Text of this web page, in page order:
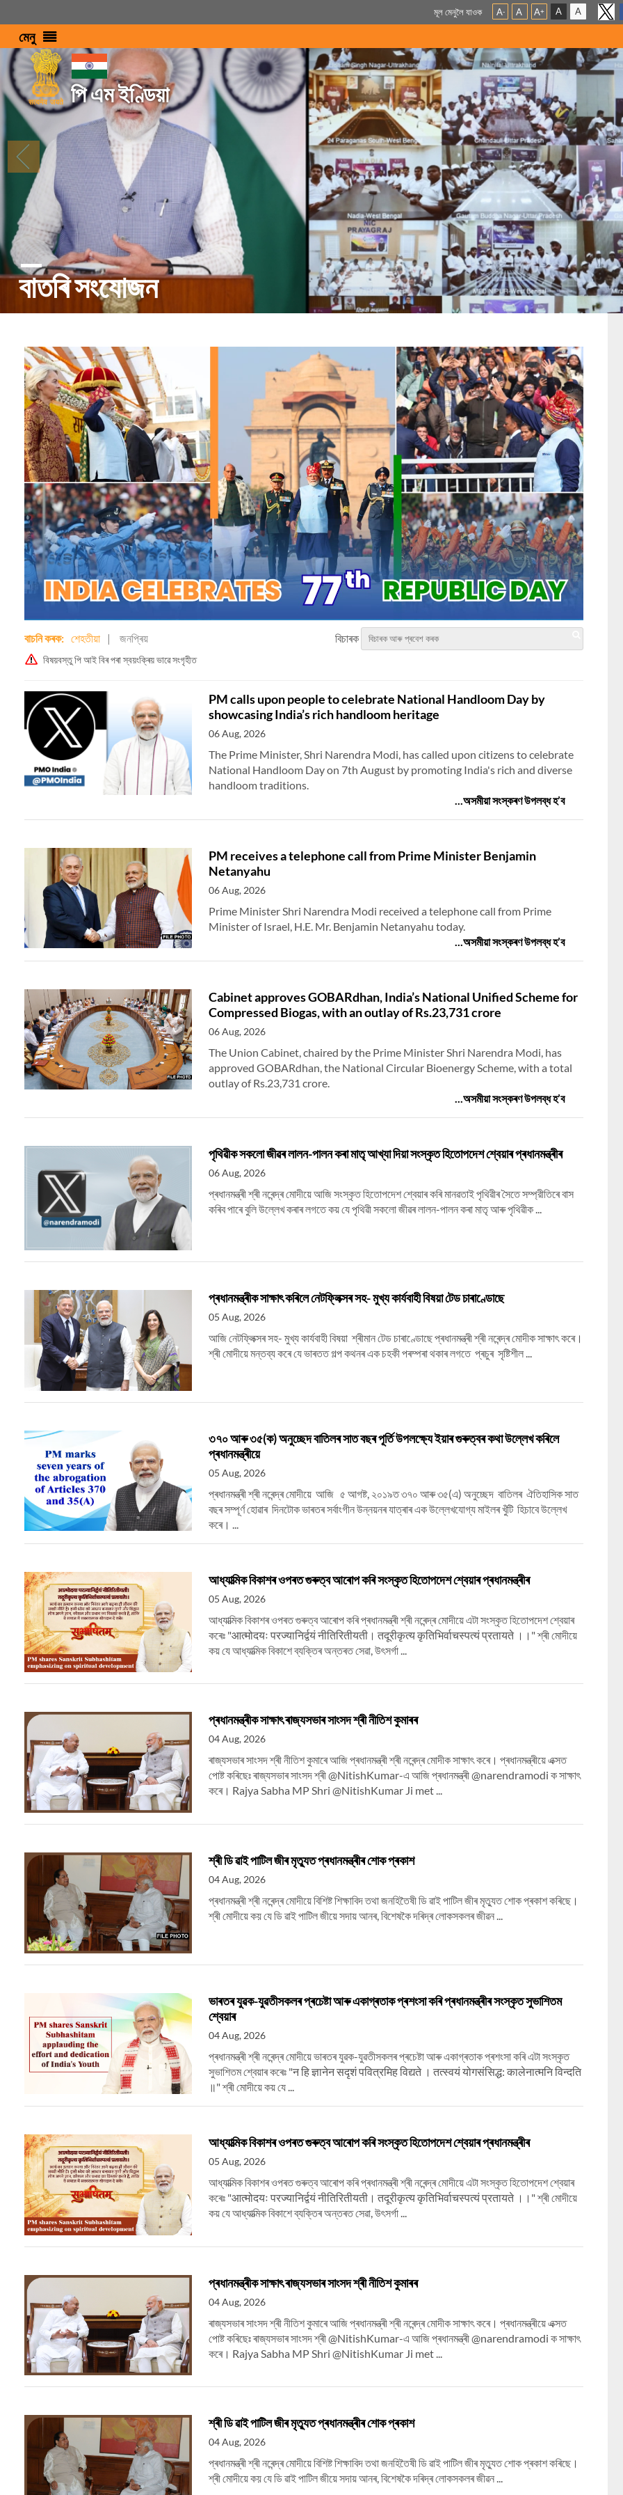
মূল মেনুলৈ যাওক A- A A+ A A
মেনু
পি এম ইণ্ডিয়া
বাতৰি সংযোজন
বাচনি কৰক: শেহতীয়া জনপ্ৰিয় বিচাৰক
বিষয়বস্তু পি আই বিৰ পৰা স্বয়ংক্ৰিয় ভাৱে সংগৃহীত
PM calls upon people to celebrate National Handloom Day by
showcasing India’s rich handloom heritage
06 Aug, 2026
The Prime Minister, Shri Narendra Modi, has called upon citizens to celebrate
National Handloom Day on 7th August by promoting India's rich and diverse
handloom traditions.
...অসমীয়া সংস্কৰণ উপলব্ধ হ’ব
PM receives a telephone call from Prime Minister Benjamin
Netanyahu
06 Aug, 2026
Prime Minister Shri Narendra Modi received a telephone call from Prime
Minister of Israel, H.E. Mr. Benjamin Netanyahu today.
...অসমীয়া সংস্কৰণ উপলব্ধ হ’ব
Cabinet approves GOBARdhan, India’s National Unified Scheme for
Compressed Biogas, with an outlay of Rs.23,731 crore
06 Aug, 2026
The Union Cabinet, chaired by the Prime Minister Shri Narendra Modi, has
approved GOBARdhan, the National Circular Bioenergy Scheme, with a total
outlay of Rs.23,731 crore.
...অসমীয়া সংস্কৰণ উপলব্ধ হ’ব
পৃথিৱীক সকলো জীৱৰ লালন-পালন কৰা মাতৃ আখ্যা দিয়া সংস্কৃত হিতোপদেশ শ্বেয়াৰ প্ৰধানমন্ত্ৰীৰ
06 Aug, 2026
প্ৰধানমন্ত্ৰী শ্ৰী নৰেন্দ্ৰ মোদীয়ে আজি সংস্কৃত হিতোপদেশ শ্বেয়াৰ কৰি মানৱতাই পৃথিৱীৰ সৈতে সম্প্রীতিৰে বাস
কৰিব পাৰে বুলি উল্লেখ কৰাৰ লগতে কয় যে পৃথিৱী সকলো জীৱৰ লালন-পালন কৰা মাতৃ আৰু পৃথিৱীক ...
প্ৰধানমন্ত্ৰীক সাক্ষাৎ কৰিলে নেটফ্লিক্সৰ সহ- মুখ্য কাৰ্যবাহী বিষয়া টেড চাৰাণ্ডোছে
05 Aug, 2026
আজি নেটফ্লিক্সৰ সহ- মুখ্য কাৰ্যবাহী বিষয়া শ্ৰীমান টেড চাৰাণ্ডোছে প্ৰধানমন্ত্ৰী শ্ৰী নৰেন্দ্ৰ মোদীক সাক্ষাৎ কৰে।
শ্ৰী মোদীয়ে মন্তব্য কৰে যে ভাৰতত গল্প কথনৰ এক চহকী পৰম্পৰা থকাৰ লগতে প্ৰচুৰ সৃষ্টিশীল ...
৩৭০ আৰু ৩৫(ক) অনুচ্ছেদ বাতিলৰ সাত বছৰ পূৰ্তি উপলক্ষ্যে ইয়াৰ গুৰুত্বৰ কথা উল্লেখ কৰিলে
প্ৰধানমন্ত্ৰীয়ে
05 Aug, 2026
প্ৰধানমন্ত্ৰী শ্ৰী নৰেন্দ্ৰ মোদীয়ে আজি ৫ আগষ্ট, ২০১৯ত ৩৭০ আৰু ৩৫(এ) অনুচ্ছেদ বাতিলৰ ঐতিহাসিক সাত
বছৰ সম্পূৰ্ণ হোৱাৰ দিনটোক ভাৰতৰ সৰ্বাংগীন উন্নয়নৰ যাত্ৰাৰ এক উল্লেখযোগ্য মাইলৰ খুঁটি হিচাবে উল্লেখ
কৰে। ...
আধ্যাত্মিক বিকাশৰ ওপৰত গুৰুত্ব আৰোপ কৰি সংস্কৃত হিতোপদেশ শ্বেয়াৰ প্ৰধানমন্ত্ৰীৰ
05 Aug, 2026
আধ্যাত্মিক বিকাশৰ ওপৰত গুৰুত্ব আৰোপ কৰি প্ৰধানমন্ত্ৰী শ্ৰী নৰেন্দ্ৰ মোদীয়ে এটা সংস্কৃত হিতোপদেশ শ্বেয়াৰ
কৰেঃ "आत्मोदयः परज्यानिर्द्वयं नीतिरितीयती। तदूरीकृत्य कृतिभिर्वाचस्पत्यं प्रतायते ।।" শ্ৰী মোদীয়ে
কয় যে আধ্যাত্মিক বিকাশে ব্যক্তিৰ অন্তৰত সেৱা, উৎসৰ্গা ...
প্ৰধানমন্ত্ৰীক সাক্ষাৎ ৰাজ্যসভাৰ সাংসদ শ্ৰী নীতিশ কুমাৰৰ
04 Aug, 2026
ৰাজ্যসভাৰ সাংসদ শ্ৰী নীতিশ কুমাৰে আজি প্ৰধানমন্ত্ৰী শ্ৰী নৰেন্দ্ৰ মোদীক সাক্ষাৎ কৰে। প্ৰধানমন্ত্ৰীয়ে এক্সত
পোষ্ট কৰিছেঃ ৰাজ্যসভাৰ সাংসদ শ্ৰী @NitishKumar-এ আজি প্ৰধানমন্ত্ৰী @narendramodi ক সাক্ষাৎ
কৰে। Rajya Sabha MP Shri @NitishKumar Ji met ...
শ্ৰী ডি ৱাই পাটিল জীৰ মৃত্যুত প্ৰধানমন্ত্ৰীৰ শোক প্ৰকাশ
04 Aug, 2026
প্ৰধানমন্ত্ৰী শ্ৰী নৰেন্দ্ৰ মোদীয়ে বিশিষ্ট শিক্ষাবিদ তথা জনহিতৈষী ডি ৱাই পাটিল জীৰ মৃত্যুত শোক প্ৰকাশ কৰিছে।
শ্ৰী মোদীয়ে কয় যে ডি ৱাই পাটিল জীয়ে সদায় আনৰ, বিশেষকৈ দৰিদ্ৰ লোকসকলৰ জীৱন ...
ভাৰতৰ যুৱক-যুৱতীসকলৰ প্ৰচেষ্টা আৰু একাগ্ৰতাক প্ৰশংসা কৰি প্ৰধানমন্ত্ৰীৰ সংস্কৃত সুভাশিতম
শ্বেয়াৰ
04 Aug, 2026
প্ৰধানমন্ত্ৰী শ্ৰী নৰেন্দ্ৰ মোদীয়ে ভাৰতৰ যুৱক-যুৱতীসকলৰ প্ৰচেষ্টা আৰু একাগ্ৰতাক প্ৰশংসা কৰি এটা সংস্কৃত
সুভাশিতম শ্বেয়াৰ কৰেঃ "न हि ज्ञानेन सदृशं पवित्रमिह विद्यते । तत्स्वयं योगसंसिद्ध: कालेनात्मनि विन्दति
॥" শ্ৰী মোদীয়ে কয় যে ...
আধ্যাত্মিক বিকাশৰ ওপৰত গুৰুত্ব আৰোপ কৰি সংস্কৃত হিতোপদেশ শ্বেয়াৰ প্ৰধানমন্ত্ৰীৰ
05 Aug, 2026
আধ্যাত্মিক বিকাশৰ ওপৰত গুৰুত্ব আৰোপ কৰি প্ৰধানমন্ত্ৰী শ্ৰী নৰেন্দ্ৰ মোদীয়ে এটা সংস্কৃত হিতোপদেশ শ্বেয়াৰ
কৰেঃ "आत्मोदयः परज्यानिर्द्वयं नीतिरितीयती। तदूरीकृत्य कृतिभिर्वाचस्पत्यं प्रतायते ।।" শ্ৰী মোদীয়ে
কয় যে আধ্যাত্মিক বিকাশে ব্যক্তিৰ অন্তৰত সেৱা, উৎসৰ্গা ...
প্ৰধানমন্ত্ৰীক সাক্ষাৎ ৰাজ্যসভাৰ সাংসদ শ্ৰী নীতিশ কুমাৰৰ
04 Aug, 2026
ৰাজ্যসভাৰ সাংসদ শ্ৰী নীতিশ কুমাৰে আজি প্ৰধানমন্ত্ৰী শ্ৰী নৰেন্দ্ৰ মোদীক সাক্ষাৎ কৰে। প্ৰধানমন্ত্ৰীয়ে এক্সত
পোষ্ট কৰিছেঃ ৰাজ্যসভাৰ সাংসদ শ্ৰী @NitishKumar-এ আজি প্ৰধানমন্ত্ৰী @narendramodi ক সাক্ষাৎ
কৰে। Rajya Sabha MP Shri @NitishKumar Ji met ...
শ্ৰী ডি ৱাই পাটিল জীৰ মৃত্যুত প্ৰধানমন্ত্ৰীৰ শোক প্ৰকাশ
04 Aug, 2026
প্ৰধানমন্ত্ৰী শ্ৰী নৰেন্দ্ৰ মোদীয়ে বিশিষ্ট শিক্ষাবিদ তথা জনহিতৈষী ডি ৱাই পাটিল জীৰ মৃত্যুত শোক প্ৰকাশ কৰিছে।
শ্ৰী মোদীয়ে কয় যে ডি ৱাই পাটিল জীয়ে সদায় আনৰ, বিশেষকৈ দৰিদ্ৰ লোকসকলৰ জীৱন ...
কৰি মহাকুম্ভৰ সামৰণি পৰিল;
সমাৱেশৰ সমগ্ৰ ৪৫ দিনত একেটা
২০২৫ চনৰ পদ্ম বঁটা বিজয়ী সকলোকে প্ৰধানমন্ত্ৰীৰ অভিনন্দন
স্বামিত্ব আঁচনিৰ অধীনত সম্পত্তি কাৰ্ড বিতৰণৰ সময়ত
সৈতে প্ৰধানমন্ত্ৰীৰ মত-বিনিময় আৰু প্ৰদান কৰা ভাষণৰ অসমীয়া
বিনিময় প্ৰধানমন্ত্ৰীৰ উচ্চতম ন্যায়ালয়ত সংবিধান দিৱস উদযাপনৰ সময়ত প্ৰধানমন্ত্ৰীৰ ভাষণ ৰাজস্থানৰ জয়পুৰত ‘এক বৰ্ষ-পৰিনাম উৎকৰ্ষ’ কাৰ্যসূচীত